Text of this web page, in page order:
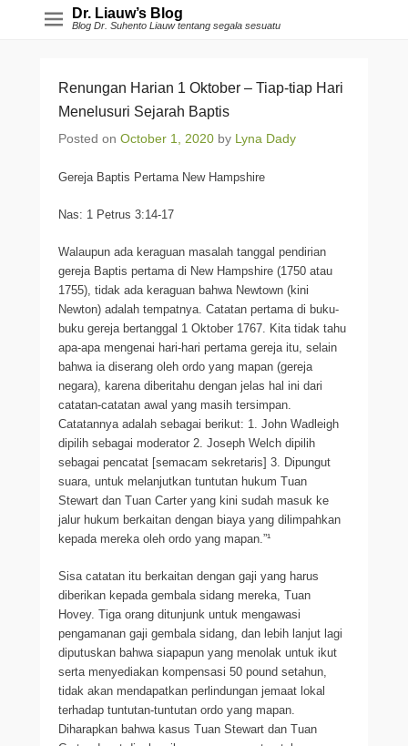
Dr. Liauw’s Blog
Blog Dr. Suhento Liauw tentang segala sesuatu
Renungan Harian 1 Oktober – Tiap-tiap Hari
Menelusuri Sejarah Baptis
Posted on October 1, 2020 by Lyna Dady
Gereja Baptis Pertama New Hampshire
Nas: 1 Petrus 3:14-17
Walaupun ada keraguan masalah tanggal pendirian
gereja Baptis pertama di New Hampshire (1750 atau
1755), tidak ada keraguan bahwa Newtown (kini
Newton) adalah tempatnya. Catatan pertama di buku-
buku gereja bertanggal 1 Oktober 1767. Kita tidak tahu
apa-apa mengenai hari-hari pertama gereja itu, selain
bahwa ia diserang oleh ordo yang mapan (gereja
negara), karena diberitahu dengan jelas hal ini dari
catatan-catatan awal yang masih tersimpan.
Catatannya adalah sebagai berikut: 1. John Wadleigh
dipilih sebagai moderator 2. Joseph Welch dipilih
sebagai pencatat [semacam sekretaris] 3. Dipungut
suara, untuk melanjutkan tuntutan hukum Tuan
Stewart dan Tuan Carter yang kini sudah masuk ke
jalur hukum berkaitan dengan biaya yang dilimpahkan
kepada mereka oleh ordo yang mapan.”¹
Sisa catatan itu berkaitan dengan gaji yang harus
diberikan kepada gembala sidang mereka, Tuan
Hovey. Tiga orang ditunjunk untuk mengawasi
pengamanan gaji gembala sidang, dan lebih lanjut lagi
diputuskan bahwa siapapun yang menolak untuk ikut
serta menyediakan kompensasi 50 pound setahun,
tidak akan mendapatkan perlindungan jemaat lokal
terhadap tuntutan-tuntutan ordo yang mapan.
Diharapkan bahwa kasus Tuan Stewart dan Tuan